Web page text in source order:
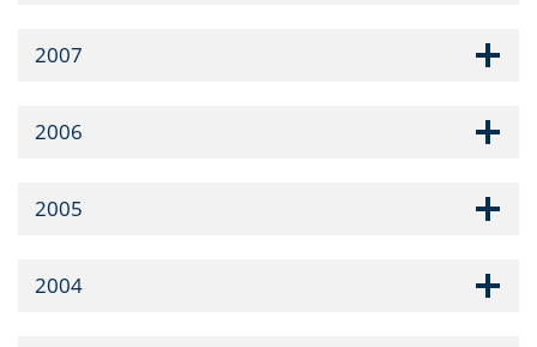
2007
2006
2005
2004